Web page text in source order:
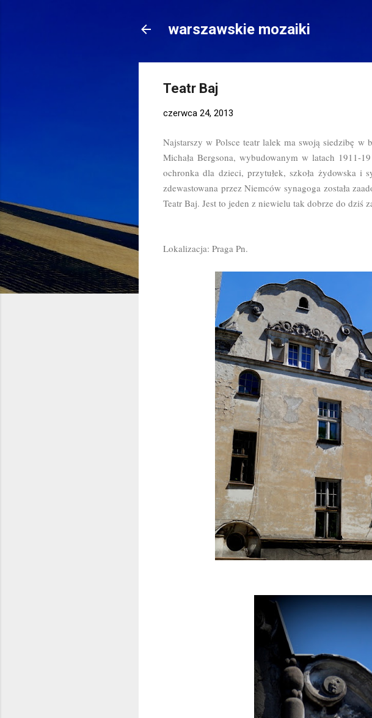
warszawskie mozaiki
Teatr Baj
czerwca 24, 2013
Najstarszy w Polsce teatr lalek ma swoją siedzibę w
Michała Bergsona, wybudowanym w latach 1911-
ochronka dla dzieci, przytułek, szkoła żydowska
zdewastowana przez Niemców synagoga została
Teatr Baj. Jest to jeden z niewielu tak dobrze do
Lokalizacja: Praga Pn.